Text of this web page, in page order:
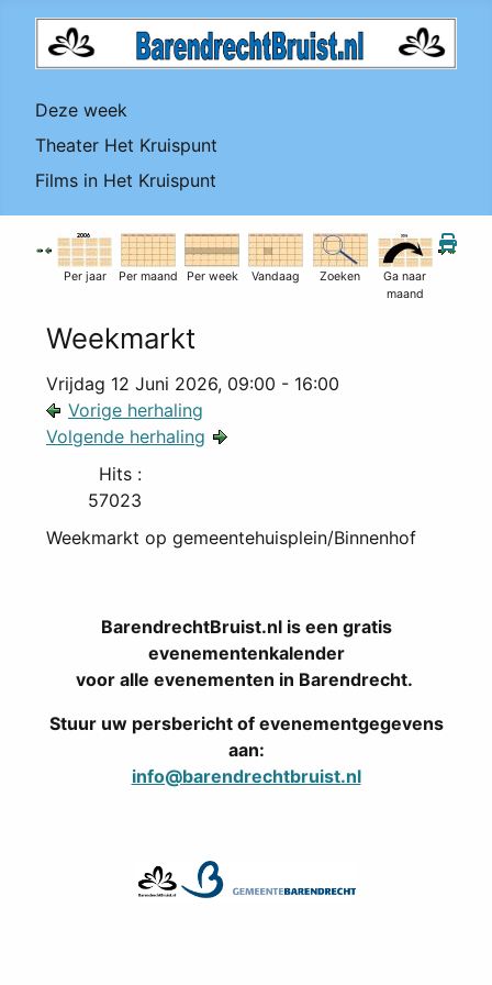
Deze week
Theater Het Kruispunt
Films in Het Kruispunt
Per jaar Per maand Per week Vandaag Zoeken
Ga naar
maand
Weekmarkt
Vrijdag 12 Juni 2026, 09:00 - 16:00
Vorige herhaling
Volgende herhaling
Hits :
57023
Weekmarkt op gemeentehuisplein/Binnenhof
BarendrechtBruist.nl is een gratis
evenementenkalender
voor alle evenementen in Barendrecht.
Stuur uw persbericht of evenementgegevens
aan:
info@barendrechtbruist.nl